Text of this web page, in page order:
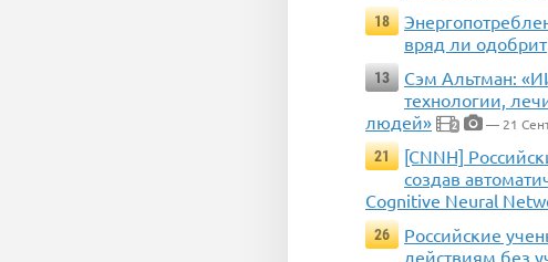
18
вряд ли одобрит
13
Сэм Альтман:
технологии,
людей»
2
— 21
21
[CNNH]
создав
Cognitive Neural
26
Российские
действиям без